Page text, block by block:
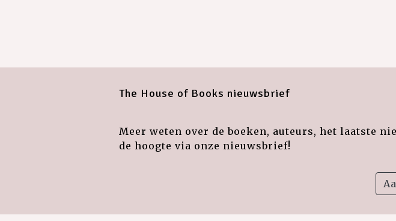
The House of Books nieuwsbrief
Meer weten over de boeken, auteurs, het laatste
de hoogte via onze nieuwsbrief!